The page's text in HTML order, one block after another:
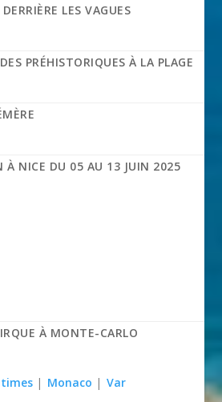
LES VAGUES
PRÉHISTORIQUES À LA PLAGE
À NICE DU 05 AU 13 JUIN 2025
À MONTE-CARLO
| Monaco | Var